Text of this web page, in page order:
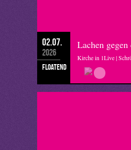
02.07.
2026
floatend
Lachen
Kirche in 1Live |